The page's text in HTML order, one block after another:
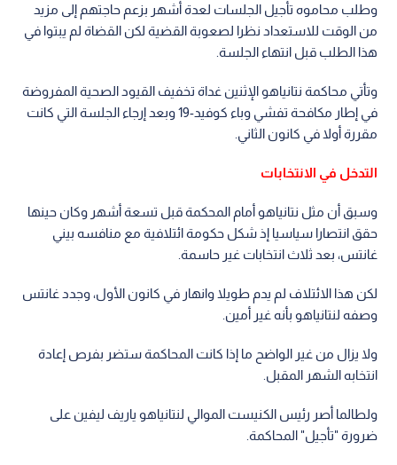
وطلب محاموه تأجيل الجلسات لعدة أشهر بزعم حاجتهم إلى مزيد
من الوقت للاستعداد نظرا لصعوبة القضية لكن القضاة لم يبتوا في
هذا الطلب قبل انتهاء الجلسة.
وتأتي محاكمة نتانياهو الإثنين غداة تخفيف القيود الصحية المفروضة
في إطار مكافحة تفشي وباء كوفيد-19 وبعد إرجاء الجلسة التي كانت
مقررة أولا في كانون الثاني.
التدخل في الانتخابات
وسبق أن مثل نتانياهو أمام المحكمة قبل تسعة أشهر وكان حينها
حقق انتصارا سياسيا إذ شكل حكومة ائتلافية مع منافسه بيني
غانتس، بعد ثلاث انتخابات غير حاسمة.
لكن هذا الائتلاف لم يدم طويلا وانهار في كانون الأول، وجدد غانتس
وصفه لنتانياهو بأنه غير أمين.
ولا يزال من غير الواضح ما إذا كانت المحاكمة ستضر بفرص إعادة
انتخابه الشهر المقبل.
ولطالما أصر رئيس الكنيست الموالي لنتانياهو ياريف ليفين على
ضرورة "تأجيل" المحاكمة.